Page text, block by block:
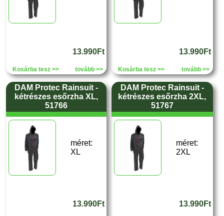
13.990Ft
Kosárba tesz >> tovább >>
13.990Ft
Kosárba tesz >> tovább >>
DAM Protec Rainsuit -
kétrészes esőrzha XL,
51766
méret:
XL
13.990Ft
DAM Protec Rainsuit -
kétrészes esőrzha 2XL,
51767
méret:
2XL
13.990Ft